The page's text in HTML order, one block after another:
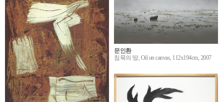
문인환
침묵의 땅, Oil on canvas, 112x194cm, 2007